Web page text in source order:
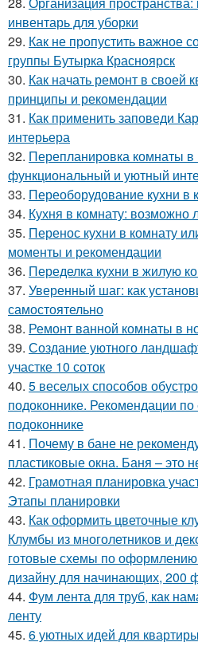
инвентарь для уборки
29. Как не пропустить важное
группы Бутырка Красноярск
30. Как начать ремонт в своей
принципы и рекомендации
31. Как применить заповеди
интерьера
32. Перепланировка комнаты в
функциональный и уютный
33. Переоборудование кухни в
34. Кухня в комнату: возможно
35. Перенос кухни в комнату
моменты и рекомендации
36. Переделка кухни в жилую
37. Уверенный шаг: как
самостоятельно
38. Ремонт ванной комнаты в
39. Создание уютного
участке 10 соток
40. 5 веселых способов
подоконнике. Рекомендации по
подоконнике
41. Почему в бане не
пластиковые окна. Баня – это
42. Грамотная планировка
Этапы планировки
43. Как оформить цветочные
Клумбы из многолетников и
готовые схемы по
дизайну для начинающих, 200
44. Фум лента для труб, как
ленту
45. 6 уютных идей для